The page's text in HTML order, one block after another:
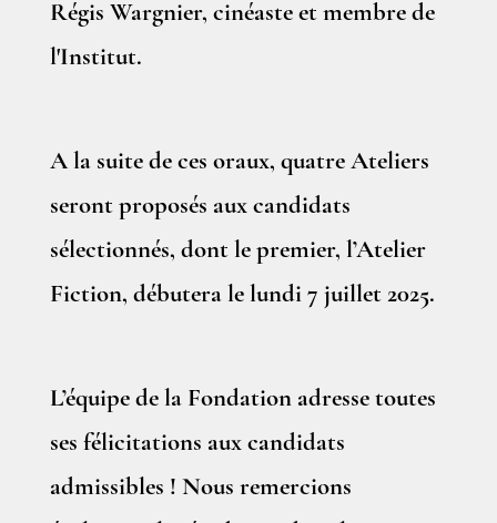
Régis Wargnier, cinéaste et membre de
l'Institut.
A la suite de ces oraux, quatre Ateliers
seront proposés aux candidats
sélectionnés, dont le premier, l’Atelier
Fiction, débutera le lundi 7 juillet 2025.
L’équipe de la Fondation adresse toutes
ses félicitations aux candidats
admissibles ! Nous remercions